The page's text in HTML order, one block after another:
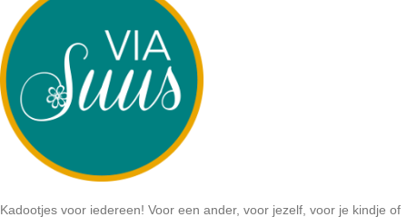
Kadootjes voor iedereen! Voor een ander, voor jezelf, voor je kindje of